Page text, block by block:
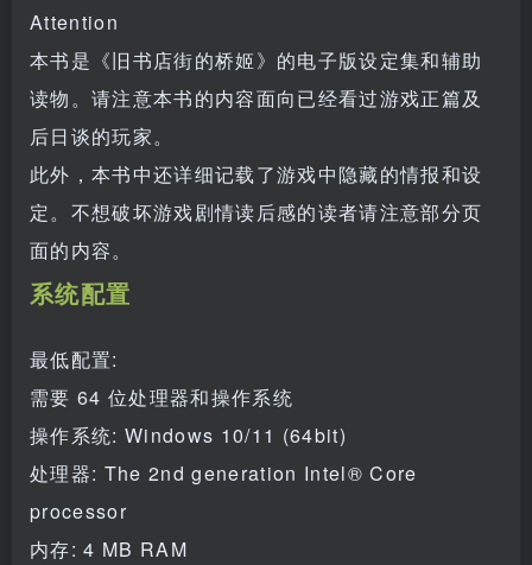
Attention
本书是《旧书店街的桥姬》的电子版设定集和辅助
读物。请注意本书的内容面向已经看过游戏正篇及
后日谈的玩家。
此外，本书中还详细记载了游戏中隐藏的情报和设
定。不想破坏游戏剧情读后感的读者请注意部分页
面的内容。
系统配置
最低配置:
需要 64 位处理器和操作系统
操作系统: Windows 10/11 (64bit)
处理器: The 2nd generation Intel® Core
processor
内存: 4 MB RAM